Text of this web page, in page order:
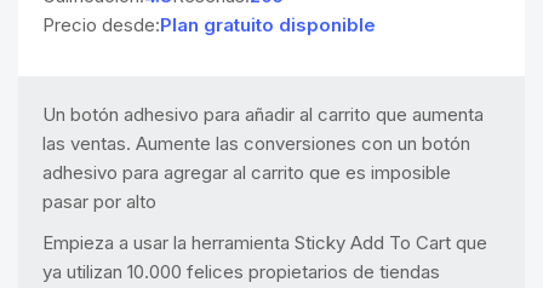
Precio desde:Plan gratuito disponible
Un botón adhesivo para añadir al carrito que aumenta
las ventas. Aumente las conversiones con un botón
adhesivo para agregar al carrito que es imposible
pasar por alto
Empieza a usar la herramienta Sticky Add To Cart que
ya utilizan 10.000 felices propietarios de tiendas